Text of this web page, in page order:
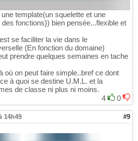
template(un squelette et une
fonctions}) bien pensée...flexible et
se faciliter la vie dans le
(En fonction du domaine)
prendre quelques semaines en tache
où on peut faire simple..bref ce dont
à quoi se destine U.M.L. et la
de classe ni plus ni moins.
4
0
14h49 #9